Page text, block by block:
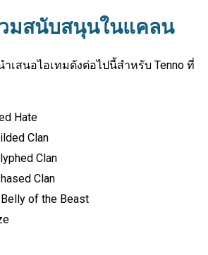
มสนับสนุนในแคลน
เสนอไอเทมดังต่อไปนี้สำหรับ Tenno ที่
Hate
Clan
Clan
Clan
of the Beast